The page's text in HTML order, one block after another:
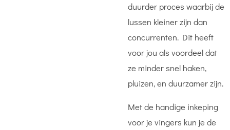
duurder proces waarbij de
lussen kleiner zijn dan
concurrenten. Dit heeft
voor jou als voordeel dat
ze minder snel haken,
pluizen, en duurzamer zijn.
Met de handige inkeping
voor je vingers kun je de